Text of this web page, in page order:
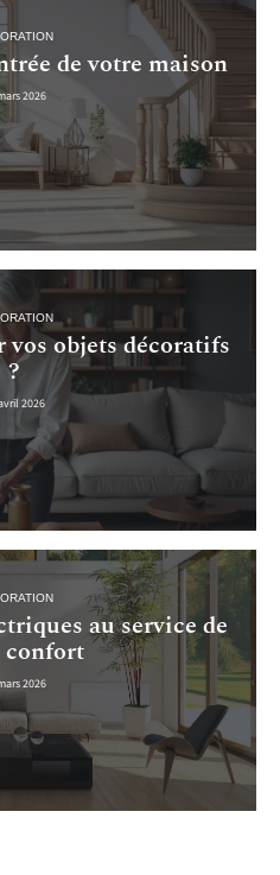
de votre maison
2026
objets décoratifs
?
2026
au service de
2026